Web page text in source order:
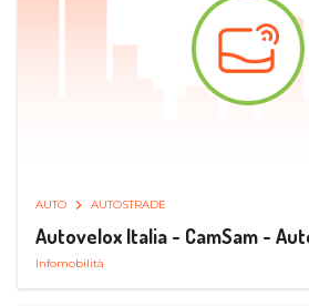
AUTO AUTOSTRADE
Autovelox Italia - CamSam -
Infomobilità